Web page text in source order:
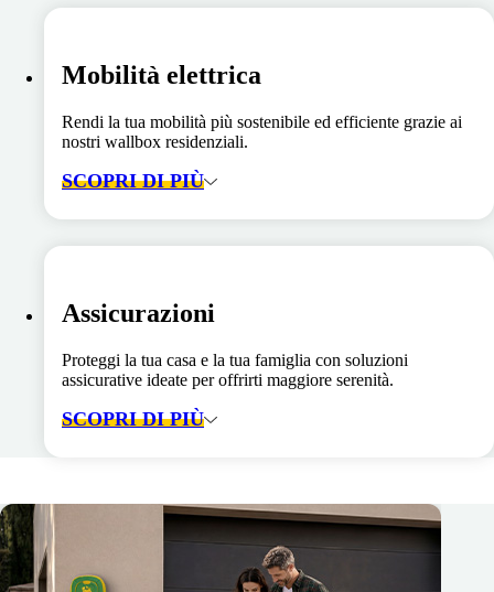
Mobilità elettrica
Rendi la tua mobilità più sostenibile ed efficiente grazie ai
nostri wallbox residenziali.
SCOPRI DI PIÙ
Assicurazioni
Proteggi la tua casa e la tua famiglia con soluzioni
assicurative ideate per offrirti maggiore serenità.
SCOPRI DI PIÙ